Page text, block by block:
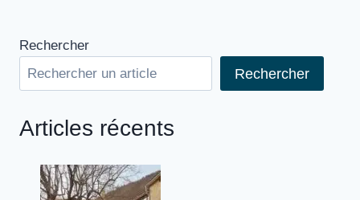
Rechercher
Rechercher
Articles récents